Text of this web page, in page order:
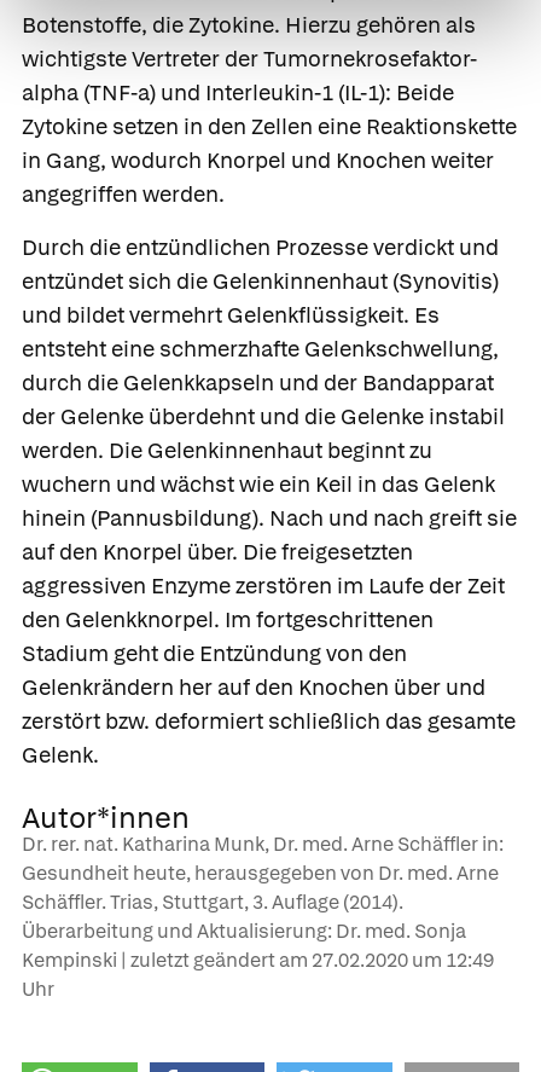
Botenstoffe, dieZytokine. Hierzu gehören als
wichtigste Vertreter derTumornekrosefaktor-
alpha (TNF-a) und Interleukin-1 (IL-1): Beide
Zytokine setzen in den Zellen eine Reaktionskette
in Gang, wodurch Knorpel und Knochen weiter
angegriffen werden.
Durch die entzündlichen Prozesse verdickt und
entzündet sich die Gelenkinnenhaut (Synovitis)
und bildet vermehrt Gelenkflüssigkeit. Es
entsteht eine schmerzhafte Gelenkschwellung,
durch die Gelenkkapseln und der Bandapparat
der Gelenke überdehnt und die Gelenke instabil
werden. Die Gelenkinnenhaut beginnt zu
wuchern und wächst wie ein Keil in das Gelenk
hinein (Pannusbildung). Nach und nach greift sie
auf den Knorpel über. Die freigesetzten
aggressiven Enzyme zerstören im Laufe der Zeit
den Gelenkknorpel. Im fortgeschrittenen
Stadium geht die Entzündung von den
Gelenkrändern her auf den Knochen über und
zerstört bzw. deformiert schließlich das gesamte
Gelenk.
Autor*innen
Dr. rer. nat. Katharina Munk, Dr. med. Arne Schäffler in:
Gesundheit heute, herausgegeben von Dr. med. Arne
Schäffler. Trias, Stuttgart, 3. Auflage (2014).
Überarbeitung und Aktualisierung: Dr. med. Sonja
Kempinski | zuletzt geändert am 27.02.2020um 12:49
Uhr